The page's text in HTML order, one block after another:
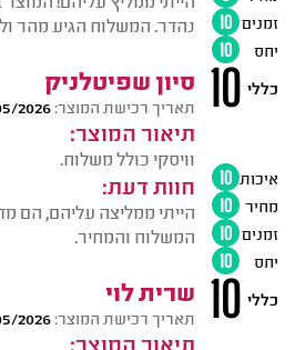
נהדר. המשלוח הגיע מהר
זמנים 10
יחס
10
סיון שפיטלניק
תאריך רכישת המוצר:2026
תיאור המוצר:
וויסקי כולל משלוח.
חוות דעת:
הייתי ממליצה עליהם, הם
המשלוח והמחיר.
10 כללי
איכות 10
מחיר
10
זמנים 10
יחס
10
שרית לוי
תאריך רכישת המוצר:2026
תיאור המוצר:
10 כללי